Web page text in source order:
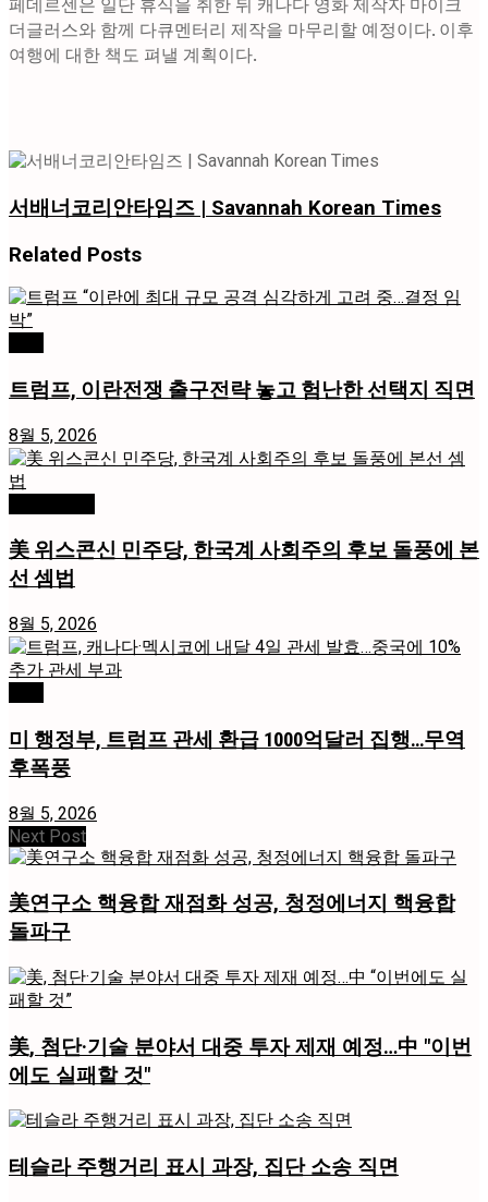
더글러스와 함께 다큐멘터리 제작을 마무리할 예정이다. 이후
여행에 대한 책도 펴낼 계획이다.
서배너코리안타임즈 | Savannah Korean Times
Related Posts
트럼프, 이란전쟁 출구전략 놓고 험난한 선택지 직면
8월 5, 2026
美 위스콘신 민주당, 한국계 사회주의 후보 돌풍에 본
선 셈법
8월 5, 2026
미 행정부, 트럼프 관세 환급 1000억달러 집행…무역
후폭풍
8월 5, 2026
Next Post
美연구소 핵융합 재점화 성공, 청정에너지 핵융합
돌파구
美, 첨단·기술 분야서 대중 투자 제재 예정…中 "이번
에도 실패할 것"
테슬라 주행거리 표시 과장, 집단 소송 직면